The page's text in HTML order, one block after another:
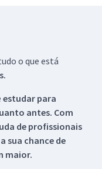
o que está
estudar para
antes. Com
de profissionais
sua chance de
maior.